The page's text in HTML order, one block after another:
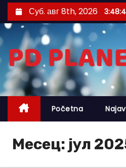
k
i
p
t
c
n
Суб. авг 8th, 2026
Početna
Месец: јул